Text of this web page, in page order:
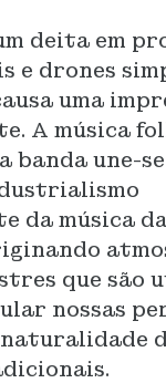
deita em
e drones
uma
A música
banda une-
da música
que são
nossas